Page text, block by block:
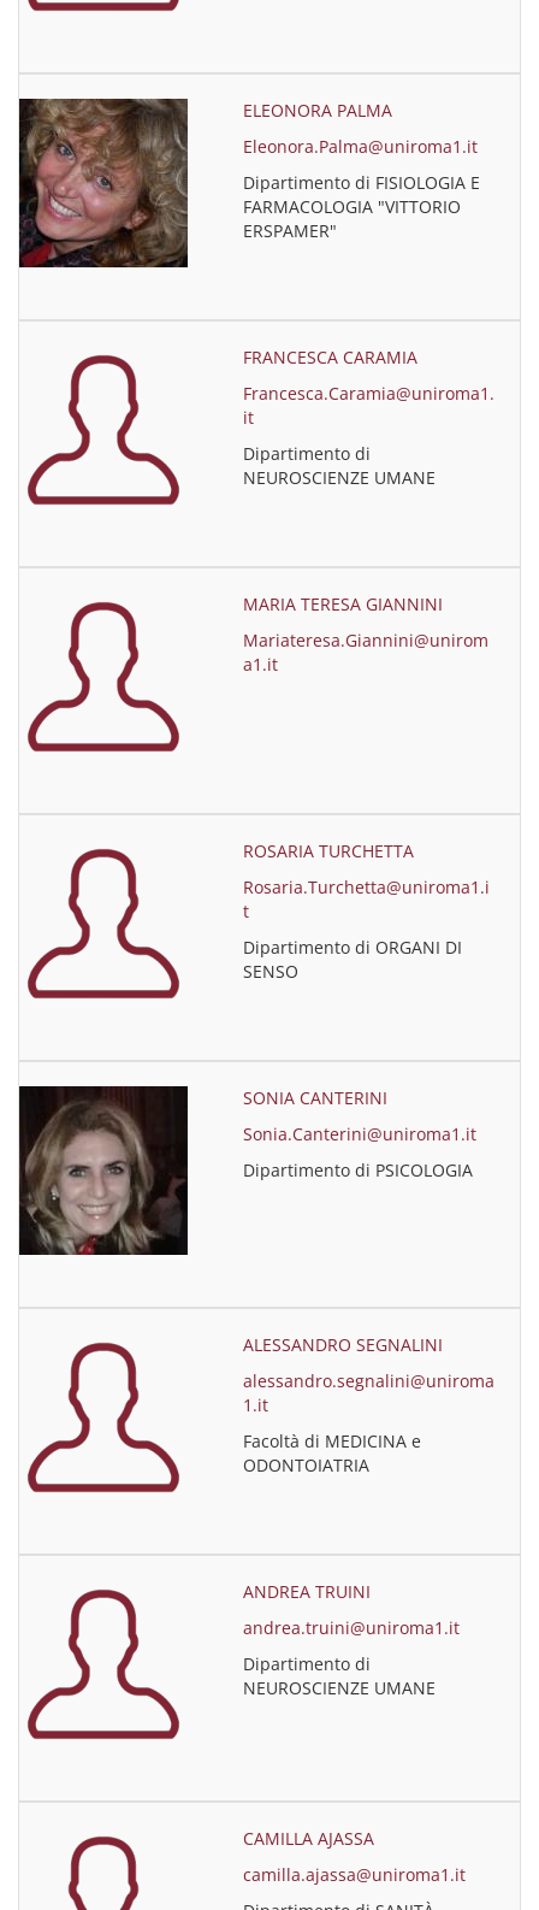
ELEONORA PALMA
Eleonora.Palma@uniroma1.it
Dipartimento di FISIOLOGIA E
FARMACOLOGIA "VITTORIO
ERSPAMER"
FRANCESCA CARAMIA
Francesca.Caramia@uniroma1.
it
Dipartimento di
NEUROSCIENZE UMANE
MARIA TERESA GIANNINI
Mariateresa.Giannini@unirom
a1.it
ROSARIA TURCHETTA
Rosaria.Turchetta@uniroma1.i
t
Dipartimento di ORGANI DI
SENSO
SONIA CANTERINI
Sonia.Canterini@uniroma1.it
Dipartimento di PSICOLOGIA
ALESSANDRO SEGNALINI
alessandro.segnalini@uniroma
1.it
Facoltà di MEDICINA e
ODONTOIATRIA
ANDREA TRUINI
andrea.truini@uniroma1.it
Dipartimento di
NEUROSCIENZE UMANE
CAMILLA AJASSA
camilla.ajassa@uniroma1.it